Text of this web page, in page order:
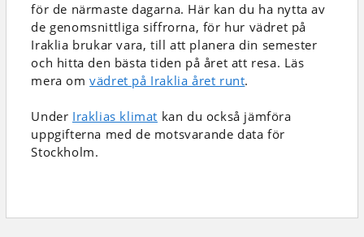
för de närmaste dagarna. Här kan du ha nytta av
de genomsnittliga siffrorna, för hur vädret på
Iraklia brukar vara, till att planera din semester
och hitta den bästa tiden på året att resa. Läs
mera omvädret på Iraklia året runt.
Under Iraklias klimat kan du också jämföra
uppgifterna med de motsvarande data för
Stockholm.